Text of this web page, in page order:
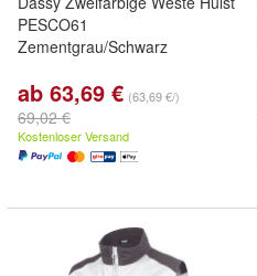
PESCO61
Zementgrau/Schwarz
ab 63,69 € (63,69 €/)
69,02 €
Kostenloser Versand